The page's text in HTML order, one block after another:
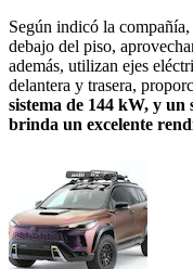
Según indicó la
debajo del piso,
además, utilizan ejes
delantera y trasera,
sistema de 144 kW, y un
brinda un excelente